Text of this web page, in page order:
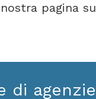
pagina
di